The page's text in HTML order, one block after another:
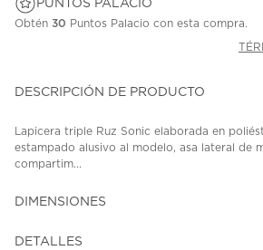
PUNTOS PALACIO
Obtén 30 Puntos Palacio con esta compra.
DESCRIPCIÓN DE PRODUCTO
Lapicera triple Ruz Sonic elaborada en
estampado alusivo al modelo, asa lateral de
compartim...
DIMENSIONES
DETALLES